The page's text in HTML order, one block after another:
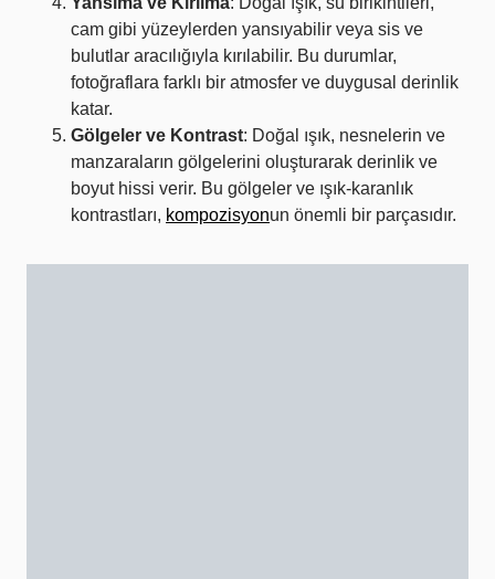
cam gibi yüzeylerden yansıyabilir veya sis ve
bulutlar aracılığıyla kırılabilir. Bu durumlar,
fotoğraflara farklı bir atmosfer ve duygusal derinlik
katar.
Gölgeler ve Kontrast: Doğal ışık, nesnelerin ve
manzaraların gölgelerini oluşturarak derinlik ve
boyut hissi verir. Bu gölgeler ve ışık-karanlık
kontrastları, kompozisyonun önemli bir parçasıdır.